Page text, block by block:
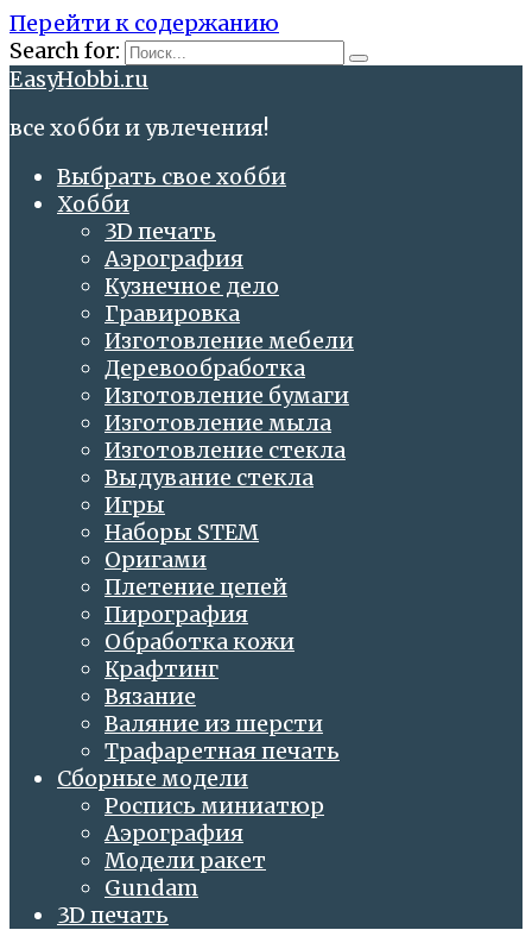
Перейти к содержанию
Search for:
EasyHobbi.ru
все хобби и увлечения!
Выбрать свое хобби
Хобби
3D печать
Аэрография
Кузнечное дело
Гравировка
Изготовление мебели
Деревообработка
Изготовление бумаги
Изготовление мыла
Изготовление стекла
Выдувание стекла
Игры
Наборы STEM
Оригами
Плетение цепей
Пирография
Обработка кожи
Крафтинг
Вязание
Валяние из шерсти
Трафаретная печать
Сборные модели
Роспись миниатюр
Аэрография
Модели ракет
Gundam
3D печать